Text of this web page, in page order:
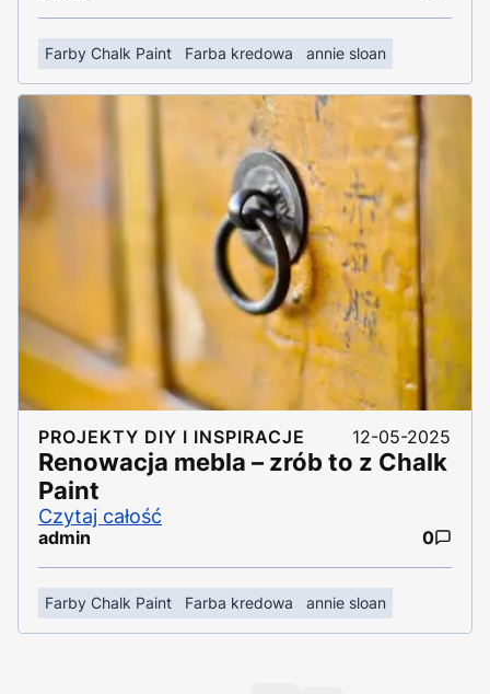
Farby Chalk Paint Farba kredowa annie sloan
PROJEKTY DIY I INSPIRACJE 12-05-2025
Renowacja mebla – zrób to z Chalk
Paint
Czytaj całość
admin 0
Farby Chalk Paint Farba kredowa annie sloan